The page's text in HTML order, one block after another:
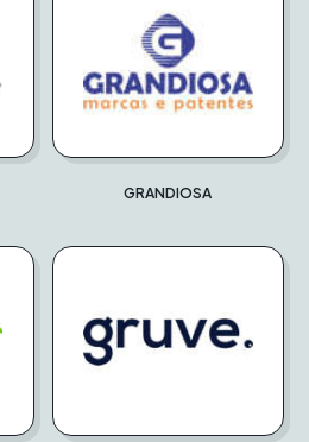
GRANDIOSA